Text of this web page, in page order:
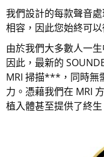
我們設計的每款聲音
相容，因此您始終可
由於我們大多數人一
因此，最新的
MRI 掃描***，同時無
力。憑藉我們在 MRI
植入體甚至提供了終